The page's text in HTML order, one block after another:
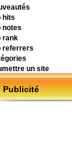
hits
notes
rank
referrers
un site
Publicité